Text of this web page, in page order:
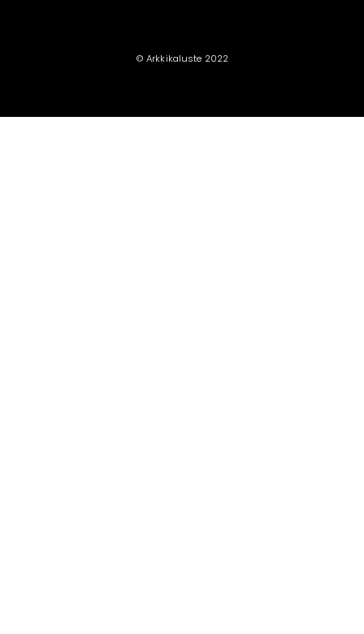
© Arkkikaluste 2022